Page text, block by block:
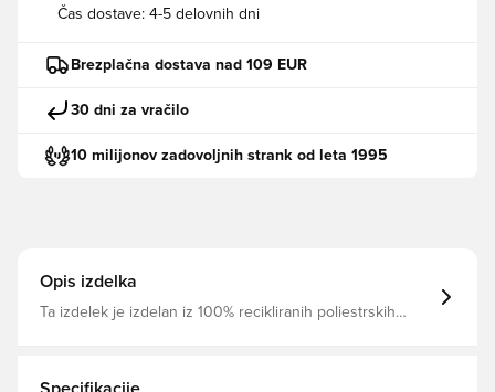
Čas dostave: 4-5 delovnih dni
Brezplačna dostava nad 109 EUR
30 dni za vračilo
10 milijonov zadovoljnih strank od leta 1995
Opis izdelka
Ta izdelek je izdelan iz 100% recikliranih poliestrskih
poliestra